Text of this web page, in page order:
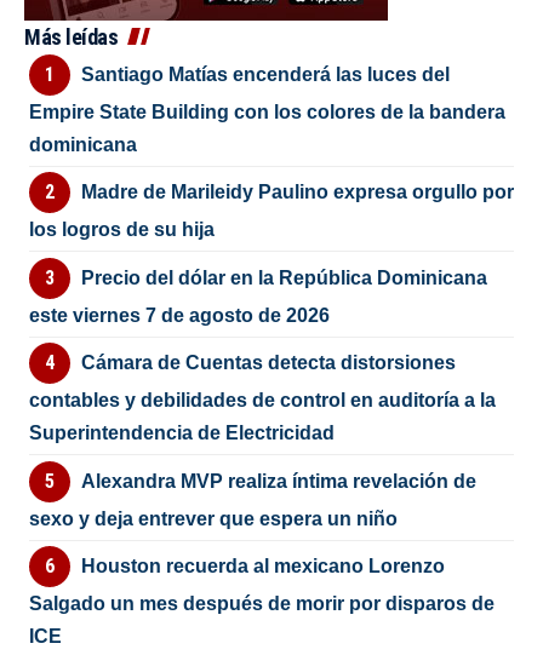
Más leídas
Santiago Matías encenderá las luces del
Empire State Building con los colores de la bandera
dominicana
Madre de Marileidy Paulino expresa orgullo por
los logros de su hija
Precio del dólar en la República Dominicana
este viernes 7 de agosto de 2026
Cámara de Cuentas detecta distorsiones
contables y debilidades de control en auditoría a la
Superintendencia de Electricidad
Alexandra MVP realiza íntima revelación de
sexo y deja entrever que espera un niño
Houston recuerda al mexicano Lorenzo
Salgado un mes después de morir por disparos de
ICE